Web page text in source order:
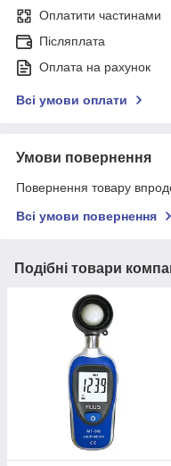
Оплатити частинами
Післяплата
Оплата на рахунок
Всі умови оплати
Умови повернення
Повернення товару
Всі умови повернення
Подібні товари